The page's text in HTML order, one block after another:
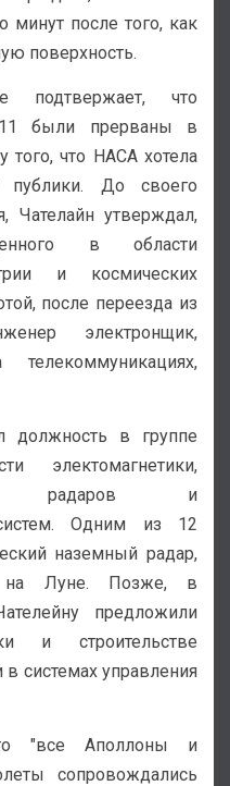
минут после того, как
поверхность.
подтвержает, что
были прерваны в
того, что НАСА хотела
До своего
Чателайн утверждал,
в области
и космических
после переезда из
электронщик,
должность в группе
электомагнетики,
радаров и
Одним из 12
наземный радар,
на Луне. Позже, в
предложили
и строительстве
системах управления
"все Аполлоны и
сопровождались